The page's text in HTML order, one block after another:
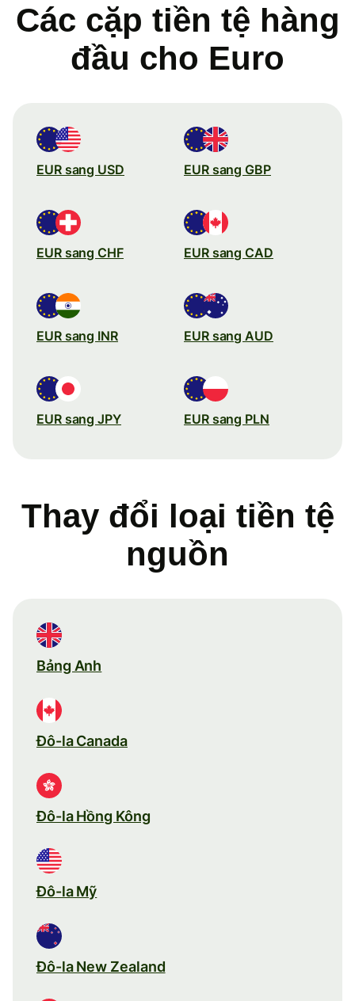
Các cặp tiền tệ hàng
đầu cho Euro
EUR sang USD EUR sang GBP
EUR sang CHF EUR sang CAD
EUR sang INR EUR sang AUD
EUR sang JPY EUR sang PLN
Thay đổi loại tiền tệ
nguồn
Bảng Anh
Đô-la Canada
Đô-la Hồng Kông
Đô-la Mỹ
Đô-la New Zealand